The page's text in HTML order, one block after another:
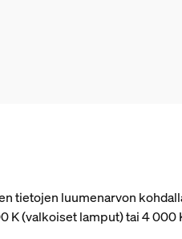
tietojen luumenarvon
K (valkoiset lamput) tai 4